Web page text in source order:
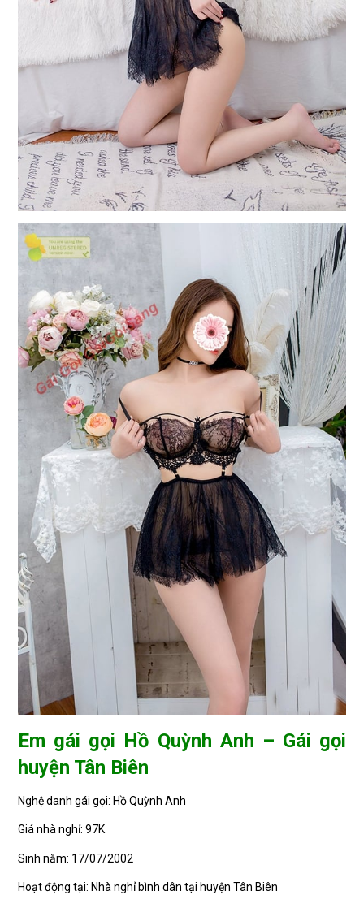
Em gái gọi Hồ Quỳnh Anh – Gái gọi
huyện Tân Biên
Nghệ danh gái gọi: Hồ Quỳnh Anh
Giá nhà nghỉ: 97K
Sinh năm: 17/07/2002
Hoạt động tại: Nhà nghỉ bình dân tại huyện Tân Biên